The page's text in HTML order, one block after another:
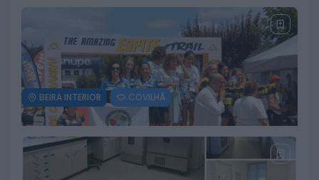
da Juventude com entradas
gratuitas na Piscina Praia
6 DE AGOSTO, 2026
BEIRA INTERIOR COVILHÃ
Museu do Queijo de Peraboa vai
integrar rede de Clubes UNESCO
6 DE AGOSTO, 2026